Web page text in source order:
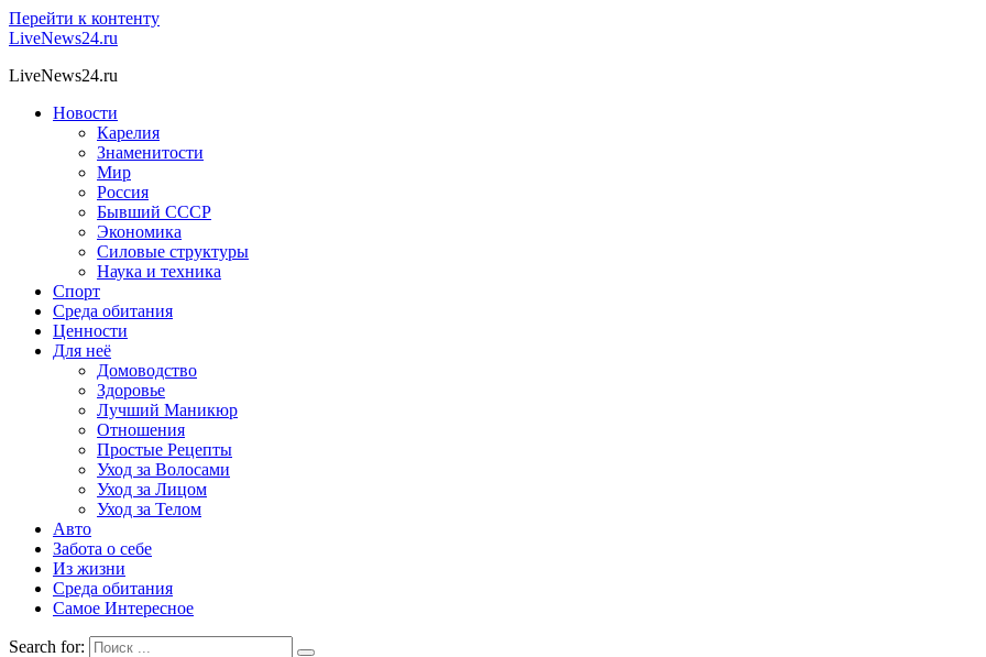
Перейти к контенту
LiveNews24.ru
LiveNews24.ru
Новости
Карелия
Знаменитости
Мир
Россия
Бывший СССР
Экономика
Силовые структуры
Наука и техника
Спорт
Среда обитания
Ценности
Для неё
Домоводство
Здоровье
Лучший Маникюр
Отношения
Простые Рецепты
Уход за Волосами
Уход за Лицом
Уход за Телом
Авто
Забота о себе
Из жизни
Среда обитания
Самое Интересное
Search for: